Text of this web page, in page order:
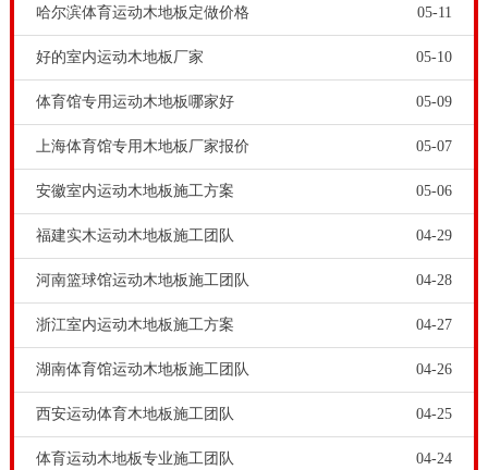
运动木地板控制色差的一个方法，就是同批采购。我们
知道专业运动木地板厂家，可以为客户提供个性化定制
服务。当运动木地板企业收到客户订单之后，就会根据
客户订单采购量，进行安排实木原材料。同一批实木原
材料的地板色泽相差不大，不同批次的实木原材料生产
的地板色差就很大。体育馆木地板厂家-体育场馆专用木
地板，还要求抗压耐磨，当用手推车将运动器械在运动
场内来回推动时，确保不会损坏地板。根据**质量标
2500N。这样才能满足室内体育运动，保护运动木地板
质量，延长运动木地板的使用寿命。
体育木地板是专业性的很强的运动木地板，和家用地板
哈尔滨体育运动木地板定做价格 05-11
好的室内运动木地板厂家 05-10
体育馆专用运动木地板哪家好 05-09
上海体育馆专用木地板厂家报价 05-07
安徽室内运动木地板施工方案 05-06
福建实木运动木地板施工团队 04-29
河南篮球馆运动木地板施工团队 04-28
浙江室内运动木地板施工方案 04-27
湖南体育馆运动木地板施工团队 04-26
西安运动体育木地板施工团队 04-25
体育运动木地板专业施工团队 04-24